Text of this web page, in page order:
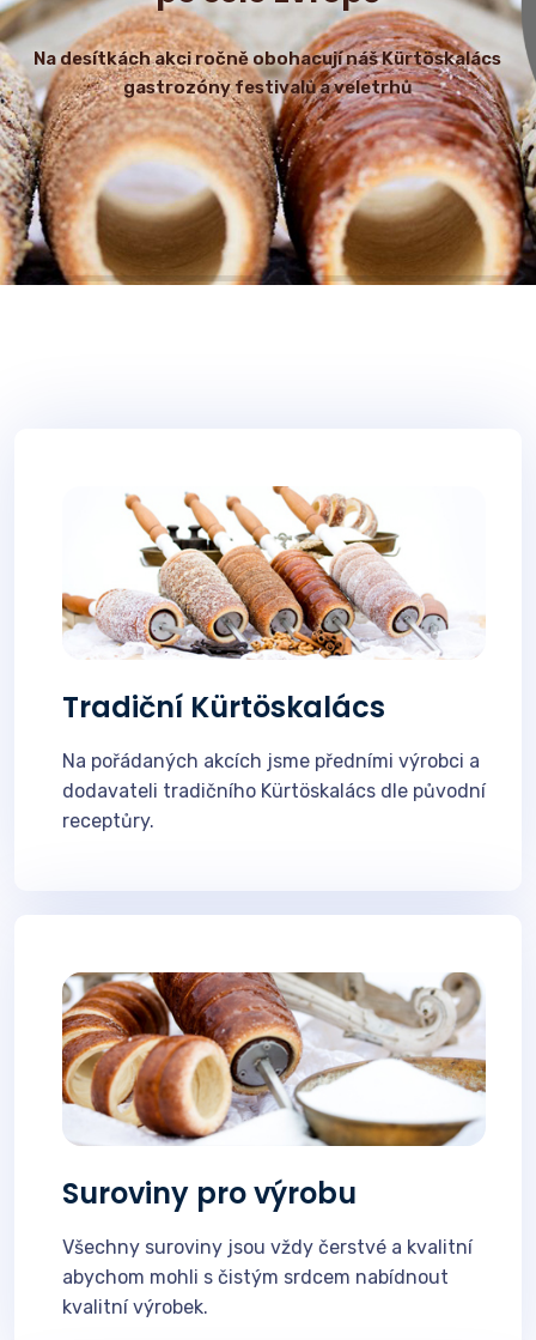
Na desítkách akci ročně obohacují náš Kürtöskalács
gastrozóny festivalů a veletrhů
Tradiční Kürtöskalács
Na pořádaných akcích jsme předními výrobci a
dodavateli tradičního Kürtöskalács dle původní
receptůry.
Suroviny pro výrobu
Všechny suroviny jsou vždy čerstvé a kvalitní
abychom mohli s čistým srdcem nabídnout
kvalitní výrobek.